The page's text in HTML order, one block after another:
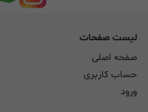
لیست صفحات
صفحه اصلی
حساب کاربری
ورود